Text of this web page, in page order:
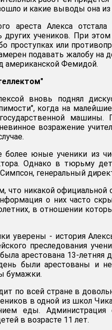
и какие выводы она из
ареста Алекса
других учеников. При
проступках или
подавать жалобу на
американской Фемидой.
вновь поднял
когда на
машины.
возражение
более юные ученики из
Однако в тюрьму
генеральный
что никакой официальной
о них часто
в отношении
уверены - история
преследования
арестована 13-летняя
были арестованы и
бумажки.
по всей стране в
в одной из школ
еды.
в возрасте 11 лет.